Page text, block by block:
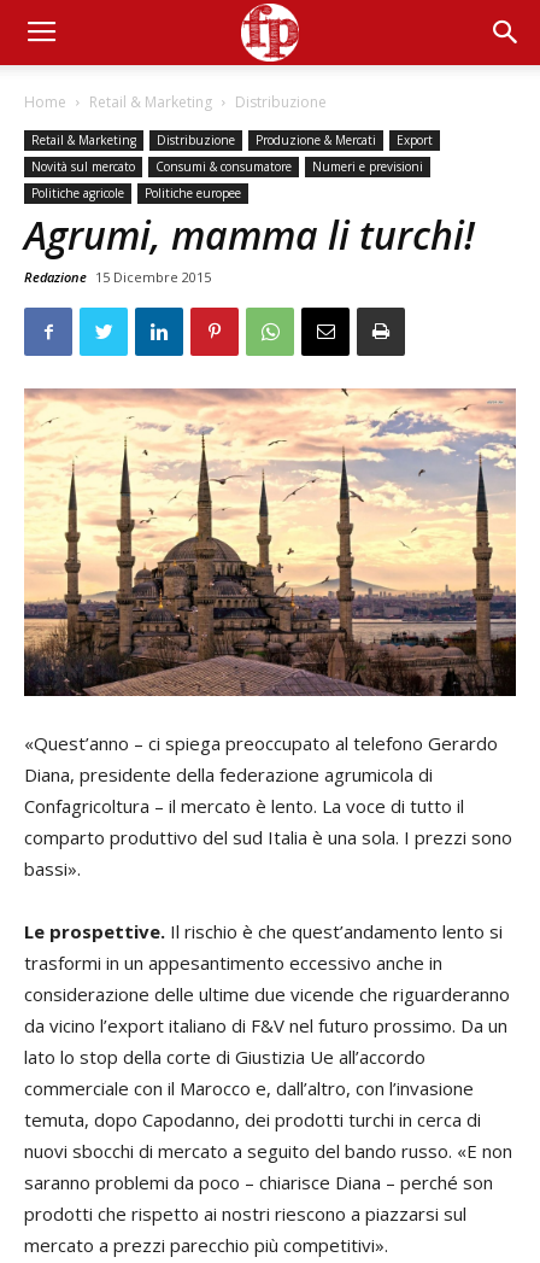
Home Retail & Marketing Distribuzione
Retail & Marketing Distribuzione Produzione & Mercati
Export
Novità sul mercato
Consumi & consumatore
Numeri e previsioni
Politiche agricole
Politiche europee
Agrumi, mamma li turchi!
Redazione 15 Dicembre 2015
«Quest’anno – ci spiega preoccupato al telefono Gerardo
Diana, presidente della federazione agrumicola di
Confagricoltura – il mercato è lento. La voce di tutto il
comparto produttivo del sud Italia è una sola. I prezzi sono
bassi».
Le prospettive. Il rischio è che quest’andamento lento si
trasformi in un appesantimento eccessivo anche in
considerazione delle ultime due vicende che riguarderanno
da vicino l’export italiano di F&V nel futuro prossimo. Da un
lato lo stop della corte di Giustizia Ue all’accordo
commerciale con il Marocco e, dall’altro, con l’invasione
temuta, dopo Capodanno, dei prodotti turchi in cerca di
nuovi sbocchi di mercato a seguito del bando russo. «E non
saranno problemi da poco – chiarisce Diana – perché son
prodotti che rispetto ai nostri riescono a piazzarsi sul
mercato a prezzi parecchio più competitivi».